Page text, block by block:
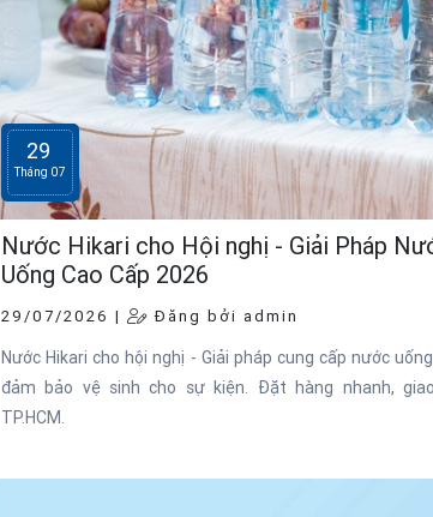
29
Tháng 07
Nước Hikari cho Hội nghị - Giải Pháp
Uống Cao Cấp 2026
29/07/2026 | Đăng bởi admin
Nước Hikari cho hội nghị - Giải pháp cung cấp nước
đảm bảo vệ sinh cho sự kiện. Đặt hàng nhanh,
TP.HCM.